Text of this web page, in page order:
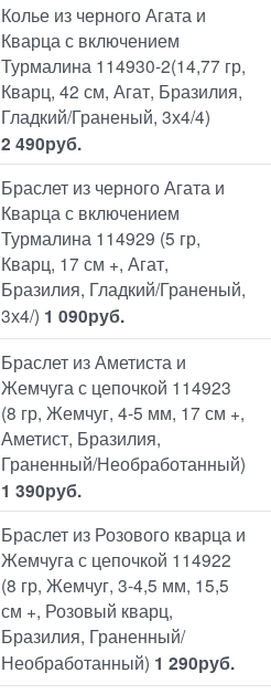
Колье из черного Агата и
Кварца с включением
Турмалина 114930-2(14,77 гр,
Кварц, 42 см, Агат, Бразилия,
Гладкий/Граненый, 3х4/4)
2 490руб.
Браслет из черного Агата и
Кварца с включением
Турмалина 114929 (5 гр,
Кварц, 17 см +, Агат,
Бразилия, Гладкий/Граненый,
3х4/) 1 090руб.
Браслет из Аметиста и
Жемчуга с цепочкой 114923
(8 гр, Жемчуг, 4-5 мм, 17 см +,
Аметист, Бразилия,
Граненный/Необработанный)
1 390руб.
Браслет из Розового кварца и
Жемчуга с цепочкой 114922
(8 гр, Жемчуг, 3-4,5 мм, 15,5
см +, Розовый кварц,
Бразилия, Граненный/
Необработанный) 1 290руб.